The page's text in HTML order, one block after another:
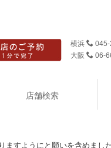
横浜
大阪
06-
店舗検索
ますようにと願いを含めま